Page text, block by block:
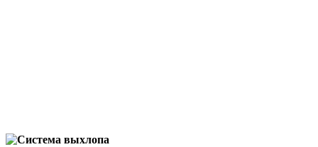
Система выхлопа